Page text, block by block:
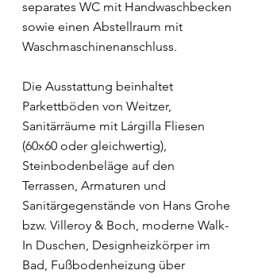
separates WC mit Handwaschbecken
sowie einen Abstellraum mit
Waschmaschinenanschluss.
Die Ausstattung beinhaltet
Parkettböden von Weitzer,
Sanitärräume mit Lárgilla Fliesen
(60x60 oder gleichwertig),
Steinbodenbeläge auf den
Terrassen, Armaturen und
Sanitärgegenstände von Hans Grohe
bzw. Villeroy & Boch, moderne Walk-
In Duschen, Designheizkörper im
Bad, Fußbodenheizung über